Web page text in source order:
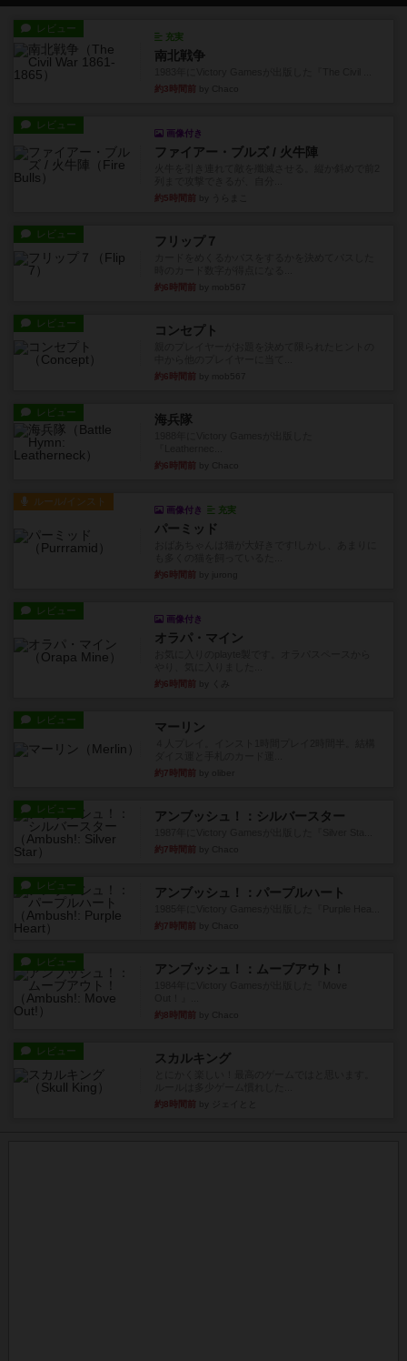
レビュー
充実
南北戦争
約3時間前
レビュー
画像付き
ファイアー・ブルズ / 火牛陣
約5時間前
レビュー フリップ７
約6時間前
レビュー コンセプト
約6時間前
レビュー 海兵隊
約6時間前
ルール/インスト
画像付き 充実
パーミッド
約6時間前
レビュー
画像付き
オラパ・マイン
約6時間前
レビュー マーリン
約7時間前
レビュー アンブッシュ！：シルバースター
約7時間前
レビュー アンブッシュ！：パープルハート
約7時間前
レビュー アンブッシュ！：ムーブアウト！
約8時間前
レビュー スカルキング
約8時間前